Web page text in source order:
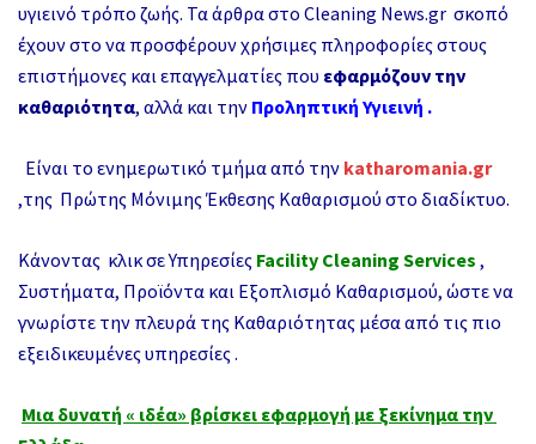
υγιεινό τρόπο ζωής. Τα άρθρα στο Cleaning News.gr σκοπό
έχουν στο να προσφέρουν χρήσιμες πληροφορίες στους
επιστήμονες και επαγγελματίες που εφαρμόζουν την
καθαριότητα, αλλά και την Προληπτική Υγιεινή .
Είναι το ενημερωτικό τμήμα από την katharomania.gr
,της Πρώτης Μόνιμης Έκθεσης Καθαρισμού στο διαδίκτυο.
Κάνοντας κλικ σε Υπηρεσίες Facility Cleaning Services ,
Συστήματα, Προϊόντα και Εξοπλισμό Καθαρισμού, ώστε να
γνωρίστε την πλευρά της Καθαριότητας μέσα από τις πιο
εξειδικευμένες υπηρεσίες .
Μια δυνατή « ιδέα» βρίσκει εφαρμογή με ξεκίνημα την